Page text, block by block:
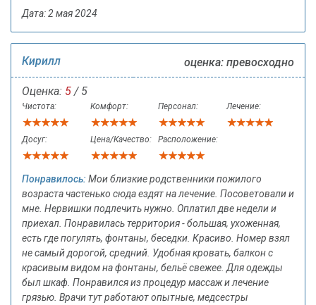
Дата: 2 мая 2024
Кирилл оценка: превосходно
Оценка: 5 / 5
Чистота: Комфорт: Персонал: Лечение:
Досуг: Цена/Качество: Расположение:
Понравилось: Мои близкие родственники пожилого
возраста частенько сюда ездят на лечение. Посоветовали и
мне. Нервишки подлечить нужно. Оплатил две недели и
приехал. Понравилась территория - большая, ухоженная,
есть где погулять, фонтаны, беседки. Красиво. Номер взял
не самый дорогой, средний. Удобная кровать, балкон с
красивым видом на фонтаны, бельё свежее. Для одежды
был шкаф. Понравился из процедур массаж и лечение
грязью. Врачи тут работают опытные, медсестры